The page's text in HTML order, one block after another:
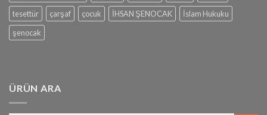
tesettür
çarşaf çocuk İHSAN ŞENOCAK
İslam Hukuku
şenocak
ÜRÜN ARA